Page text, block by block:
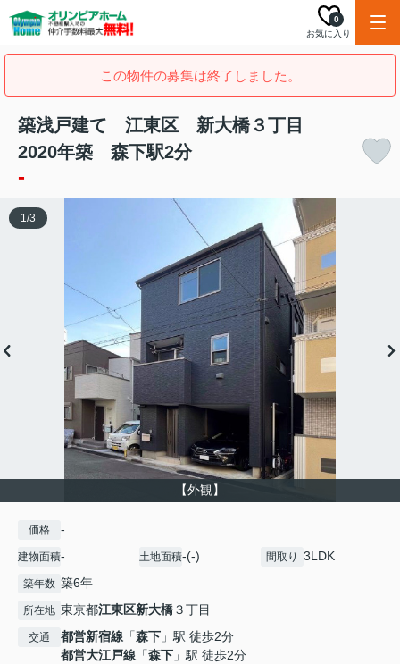
お気に入り
0
この物件の募集は終了しました。
築浅戸建て 江東区 新大橋３丁目
2020年築 森下駅2分
-
【外観】
1/3
価格 -
建物面積- 土地面積-(-) 間取り 3LDK
築年数 築6年
所在地 東京都江東区新大橋３丁目
交通 都営新宿線 「森下 」駅 徒歩2分
都営大江戸線 「森下 」駅 徒歩2分